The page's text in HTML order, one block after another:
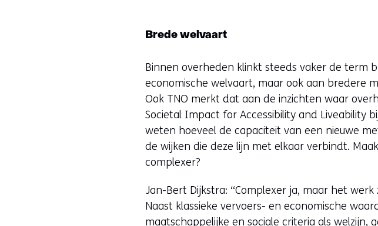
Brede welvaart
Binnen overheden klinkt steeds vaker de term
economische welvaart, maar ook aan bredere
Ook TNO merkt dat aan de inzichten waar
Societal Impact for Accessibility and Liveability
weten hoeveel de capaciteit van een nieuwe
de wijken die deze lijn met elkaar verbindt.
complexer?
Jan-Bert Dijkstra: “Complexer ja, maar het
Naast klassieke vervoers- en economische
maatschappelijke en sociale criteria als welzijn,